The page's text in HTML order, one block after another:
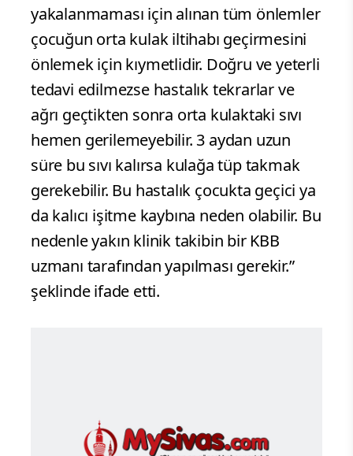
yakalanmaması için alınan tüm önlemler
çocuğun orta kulak iltihabı geçirmesini
önlemek için kıymetlidir. Doğru ve yeterli
tedavi edilmezse hastalık tekrarlar ve
ağrı geçtikten sonra orta kulaktaki sıvı
hemen gerilemeyebilir. 3 aydan uzun
süre bu sıvı kalırsa kulağa tüp takmak
gerekebilir. Bu hastalık çocukta geçici ya
da kalıcı işitme kaybına neden olabilir. Bu
nedenle yakın klinik takibin bir KBB
uzmanı tarafından yapılması gerekir.”
şeklinde ifade etti.